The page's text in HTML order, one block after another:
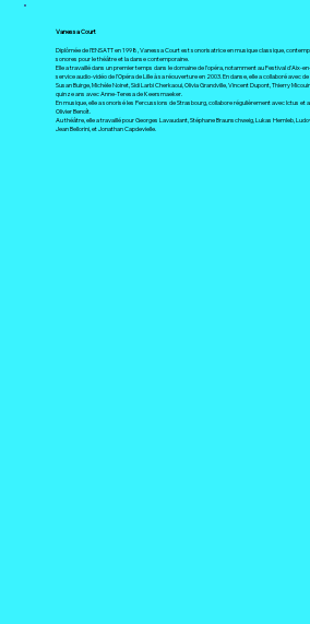
Vanessa Court
Diplômée de l’ENSATT en 1998, Vanessa Court est sonorisatrice en musique classique,
sonores pour le théâtre et la danse contemporaine.
Elle a travaillé dans un premier temps dans le domaine de l’opéra, notamment au Festival d’Aix-
service audio-vidéo de l’Opéra de Lille à sa réouverture en 2003. En danse, elle a collaboré avec
Susan Buirge, Michèle Noiret, Sidi Larbi Cherkaoui, Olivia Grandville, Vincent Dupont, Thierry
quinze ans avec Anne-Teresa de Keersmaeker.
En musique, elle a sonorisé les Percussions de Strasbourg, collabore régulièrement avec Ictus et
Olivier Benoît.
Au théâtre, elle a travaillé pour Georges Lavaudant, Stéphane Braunschweig, Lukas Hemleb,
Jean Bellorini, et Jonathan Capdevielle.